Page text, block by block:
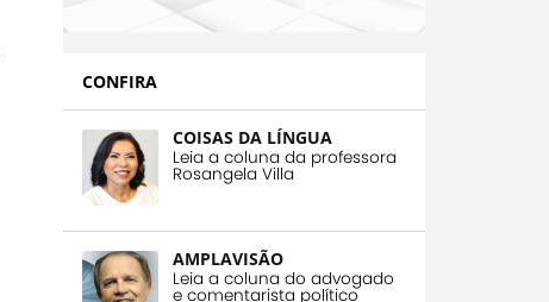
CONFIRA
COISAS DA LÍNGUA
Leia a coluna da professora
Rosangela Villa
AMPLAVISÃO
Leia a coluna do advogado
e comentarista político